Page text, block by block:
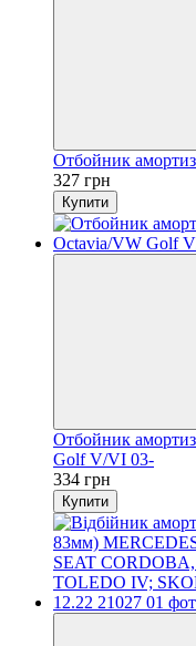
Отбойник
327 грн
Купити
Отбойник
Golf V/VI 03-
334 грн
Купити